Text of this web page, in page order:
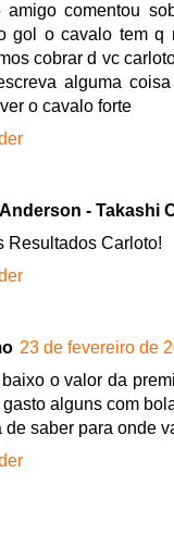
amigo comentou
gol o cavalo tem q
cobrar d vc
alguma
o cavalo forte
- Takashi
Resultados Carloto!
23 de fevereiro de
o valor da
gasto alguns com
de saber para onde